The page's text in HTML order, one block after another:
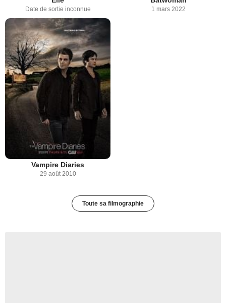
Date de sortie inconnue 1 mars 2022
Vampire Diaries
29 août 2010
Toute sa filmographie